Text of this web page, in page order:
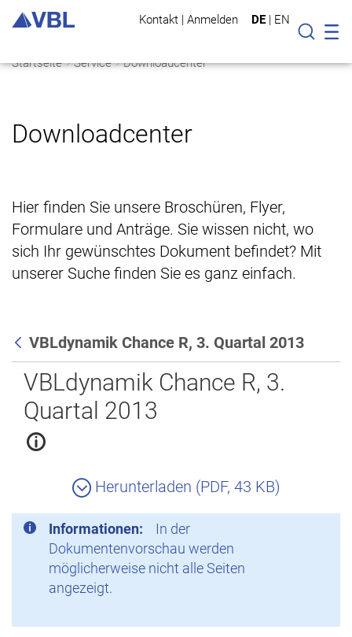
Kontakt | Anmelden DE | EN
Suche
Startseite Service Downloadcenter
Downloadcenter
Hier finden Sie unsere Broschüren, Flyer,
Formulare und Anträge. Sie wissen nicht, wo
sich Ihr gewünschtes Dokument befindet? Mit
unserer Suche finden Sie es ganz einfach.
Zurück
VBLdynamik Chance R, 3. Quartal 2013
VBLdynamik Chance R, 3.
Quartal 2013
Herunterladen (PDF, 43 KB)
Informationen:
In der
Dokumentenvorschau werden
möglicherweise nicht alle Seiten
angezeigt.